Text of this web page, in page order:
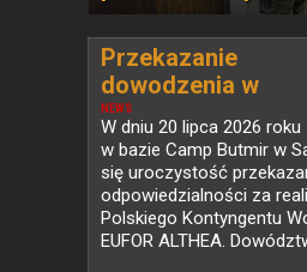
NEWS
Przekazanie
dowodzenia w
PKW...
W dniu 20 lipca 2026 roku
w bazie Camp Butmir w
się uroczystość
odpowiedzialności za
Polskiego Kontyngentu
EUFOR ALTHEA.